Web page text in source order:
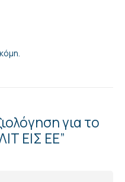
για το
ΕΙΣ ΕΕ”